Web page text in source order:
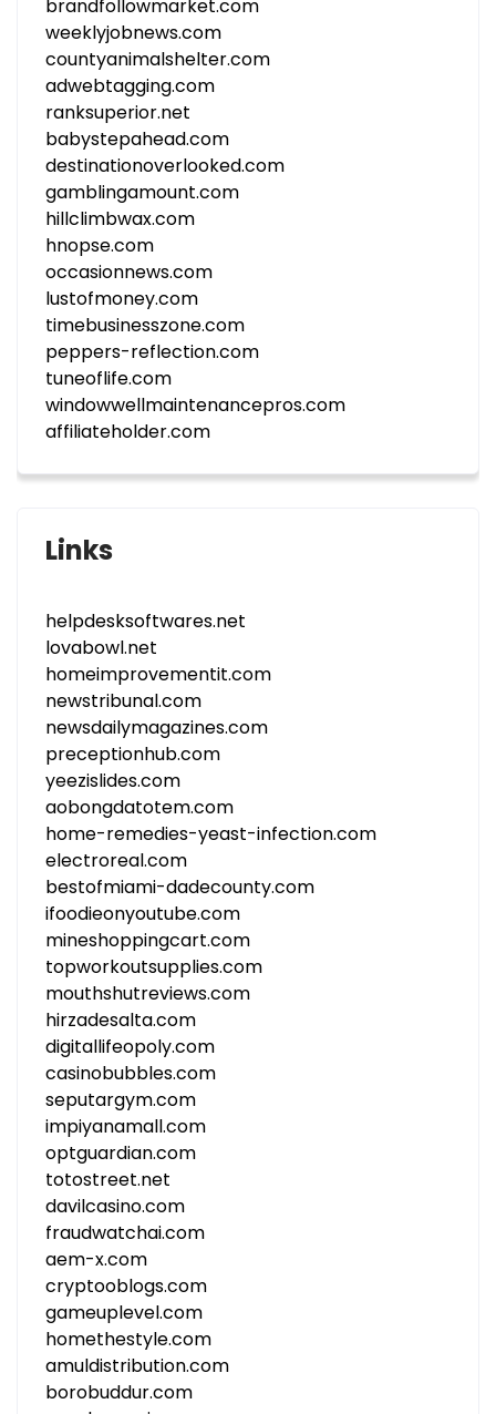
brandfollowmarket.com
weeklyjobnews.com
countyanimalshelter.com
adwebtagging.com
ranksuperior.net
babystepahead.com
destinationoverlooked.com
gamblingamount.com
hillclimbwax.com
hnopse.com
occasionnews.com
lustofmoney.com
timebusinesszone.com
peppers-reflection.com
tuneoflife.com
windowwellmaintenancepros.com
affiliateholder.com
Links
helpdesksoftwares.net
lovabowl.net
homeimprovementit.com
newstribunal.com
newsdailymagazines.com
preceptionhub.com
yeezislides.com
aobongdatotem.com
home-remedies-yeast-infection.com
electroreal.com
bestofmiami-dadecounty.com
ifoodieonyoutube.com
mineshoppingcart.com
topworkoutsupplies.com
mouthshutreviews.com
hirzadesalta.com
digitallifeopoly.com
casinobubbles.com
seputargym.com
impiyanamall.com
optguardian.com
totostreet.net
davilcasino.com
fraudwatchai.com
aem-x.com
cryptooblogs.com
gameuplevel.com
homethestyle.com
amuldistribution.com
borobuddur.com